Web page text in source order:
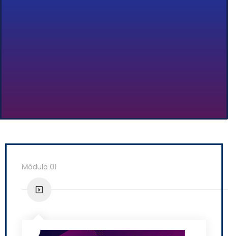
Módulo 01